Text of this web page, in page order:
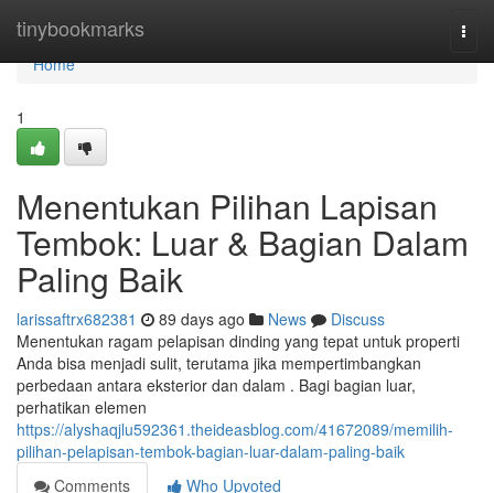
tinybookmarks
Home
Home
1
Menentukan Pilihan Lapisan
Tembok: Luar & Bagian Dalam
Paling Baik
larissaftrx682381 89 days ago News
Discuss
Menentukan ragam pelapisan dinding yang tepat untuk properti
Anda bisa menjadi sulit, terutama jika mempertimbangkan
perbedaan antara eksterior dan dalam . Bagi bagian luar,
perhatikan elemen
https://alyshaqjlu592361.theideasblog.com/41672089/memilih-
pilihan-pelapisan-tembok-bagian-luar-dalam-paling-baik
Comments
Who Upvoted